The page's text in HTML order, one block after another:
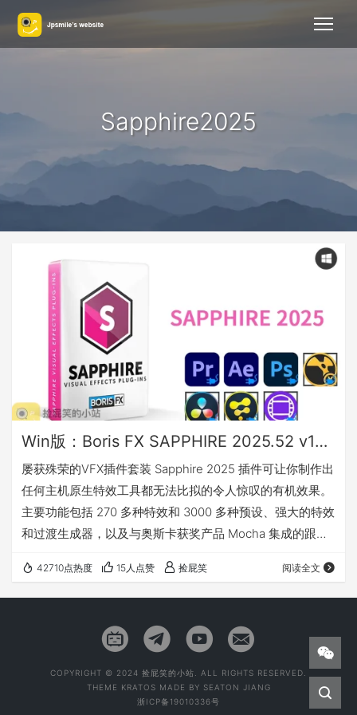
Sapphire2025
Win版：Boris FX SAPPHIRE 2025.52 v18.52_蓝宝石视效插件_For AE/PR/PS/Avid/OFX(Nuke/Resolve/Fusion等)
屡获殊荣的VFX插件套装 Sapphire 2025 插件可让你制作出
任何主机原生特效工具都无法比拟的令人惊叹的有机效果。
主要功能包括 270 多种特效和 3000 多种预设、强大的特效
和过渡生成器，以及与奥斯卡获奖产品 Mocha 集成的跟踪
节省了大量时间，让创意人员可以专注于最重要的事情，为
观众带来持续的冲击力。 SAPPHIRE 2025.5 更新了什么 人
的遮罩和追踪界面引…
42710点热度 15人点赞 捡屁笑 阅读全文
COPYRIGHT © 2024 捡屁笑的小站. ALL RIGHTS RESERVED.
THEME KRATOS MADE BY SEATON JIANG
浙ICP备19010336号